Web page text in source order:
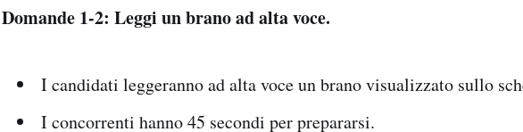
Domande 1-2: Leggi un brano ad alta voce.
I candidati leggeranno ad alta voce un brano visualizzato sullo
I concorrenti hanno 45 secondi per prepararsi.